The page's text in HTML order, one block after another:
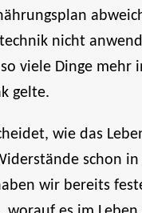
nicht
viele Dinge mehr
gelte.
wie das
schon
wir bereits